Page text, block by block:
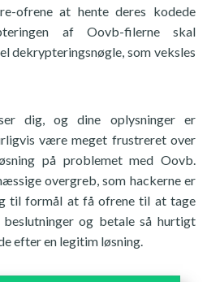
ofrene at hente deres kodede
af Oovb-filerne skal
dekrypteringsnøgle, som veksles
dig, og dine oplysninger er
være meget frustreret over
på problemet med Oovb.
overgreb, som hackerne er
til formål at få ofrene til at tage
og betale så hurtigt
efter en legitim løsning.